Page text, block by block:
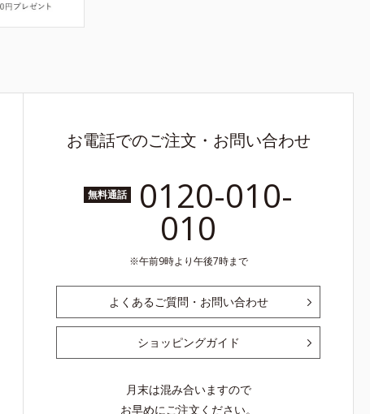
お電話でのご注文・お問い合わせ
無料通話 0120-010-
010
午前9時より午後7時まで
よくあるご質問・お問い合わせ
ショッピングガイド
月末は混み合いますので
お早めにご注文ください。